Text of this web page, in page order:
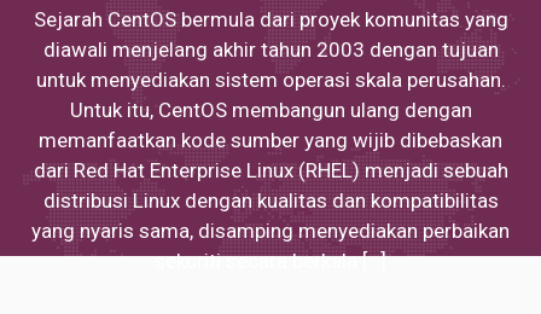
Sejarah CentOS bermula dari proyek komunitas yang
diawali menjelang akhir tahun 2003 dengan tujuan
untuk menyediakan sistem operasi skala perusahan.
Untuk itu, CentOS membangun ulang dengan
memanfaatkan kode sumber yang wijib dibebaskan
dari Red Hat Enterprise Linux (RHEL) menjadi sebuah
distribusi Linux dengan kualitas dan kompatibilitas
yang nyaris sama, disamping menyediakan perbaikan
sekuriti secara berkala […]